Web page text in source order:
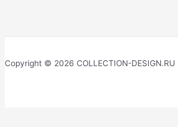
Copyright © 2026 COLLECTION-DESIGN.RU |